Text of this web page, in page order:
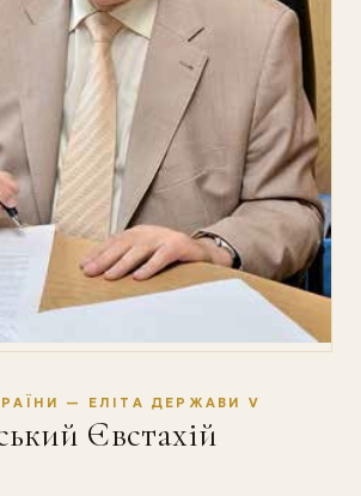
— ЕЛІТА ДЕРЖАВИ V
Євстахій